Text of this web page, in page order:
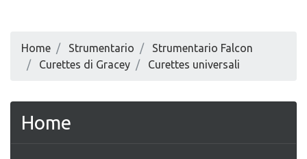
Home Strumentario
Strumentario Falcon
Curettes di Gracey
Curettes universali
Home